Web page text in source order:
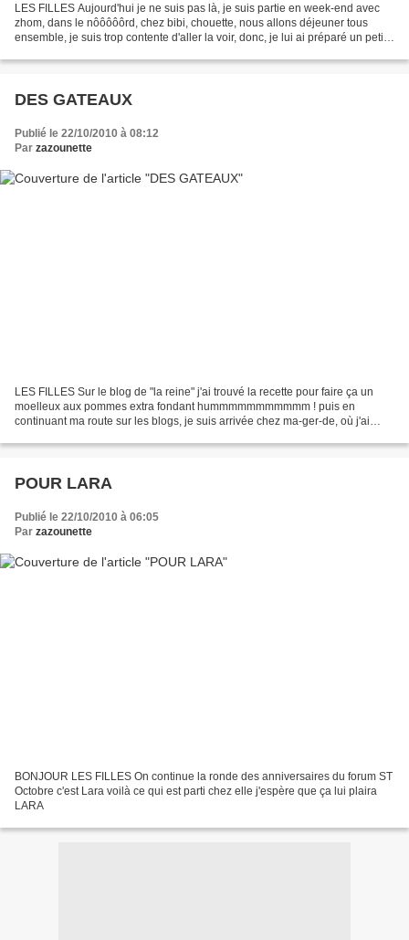
LES FILLES Aujourd'hui je ne suis pas là, je suis partie en week-end avec
zhom, dans le nôôôôôrd, chez bibi, chouette, nous allons déjeuner tous
ensemble, je suis trop contente d'aller la voir, donc, je lui ai préparé un petit
DES GATEAUX
Publié le 22/10/2010 à 08:12
Par zazounette
LES FILLES Sur le blog de "la reine" j'ai trouvé la recette pour faire ça un
moelleux aux pommes extra fondant hummmmmmmmmmm ! puis en
continuant ma route sur les blogs, je suis arrivée chez ma-ger-de, où j'ai
POUR LARA
Publié le 22/10/2010 à 06:05
Par zazounette
BONJOUR LES FILLES On continue la ronde des anniversaires du forum ST
Octobre c'est Lara voilà ce qui est parti chez elle j'espère que ça lui plaira
LARA